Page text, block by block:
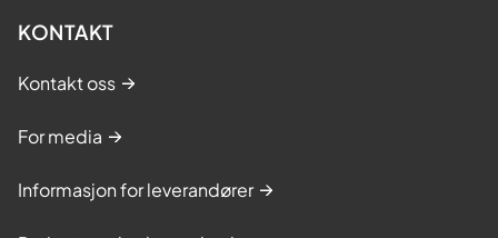
KONTAKT
Kontakt oss
For media
Informasjon for leverandører